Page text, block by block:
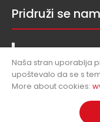
Naša stran uporablja
upoštevalo da se s
More about cookies:
Pridruži se nam
Copyright © 2024,